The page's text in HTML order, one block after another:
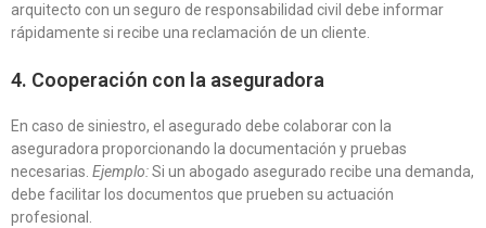
arquitecto con un seguro de responsabilidad civil debe informar
rápidamente si recibe una reclamación de un cliente.
4. Cooperación con la aseguradora
En caso de siniestro, el asegurado debe colaborar con la
aseguradora proporcionando la documentación y pruebas
necesarias. Ejemplo:Si un abogado asegurado recibe una demanda,
debe facilitar los documentos que prueben su actuación
profesional.